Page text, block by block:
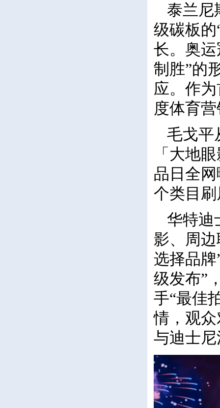
泰兰尼
级碳板
长。奥
制胜”的
应。作
度体育
毛戈平
「大地
品日全
个类目刷
华特迪
影、周
选择品
级发布”
手“最佳
情，观
与迪士